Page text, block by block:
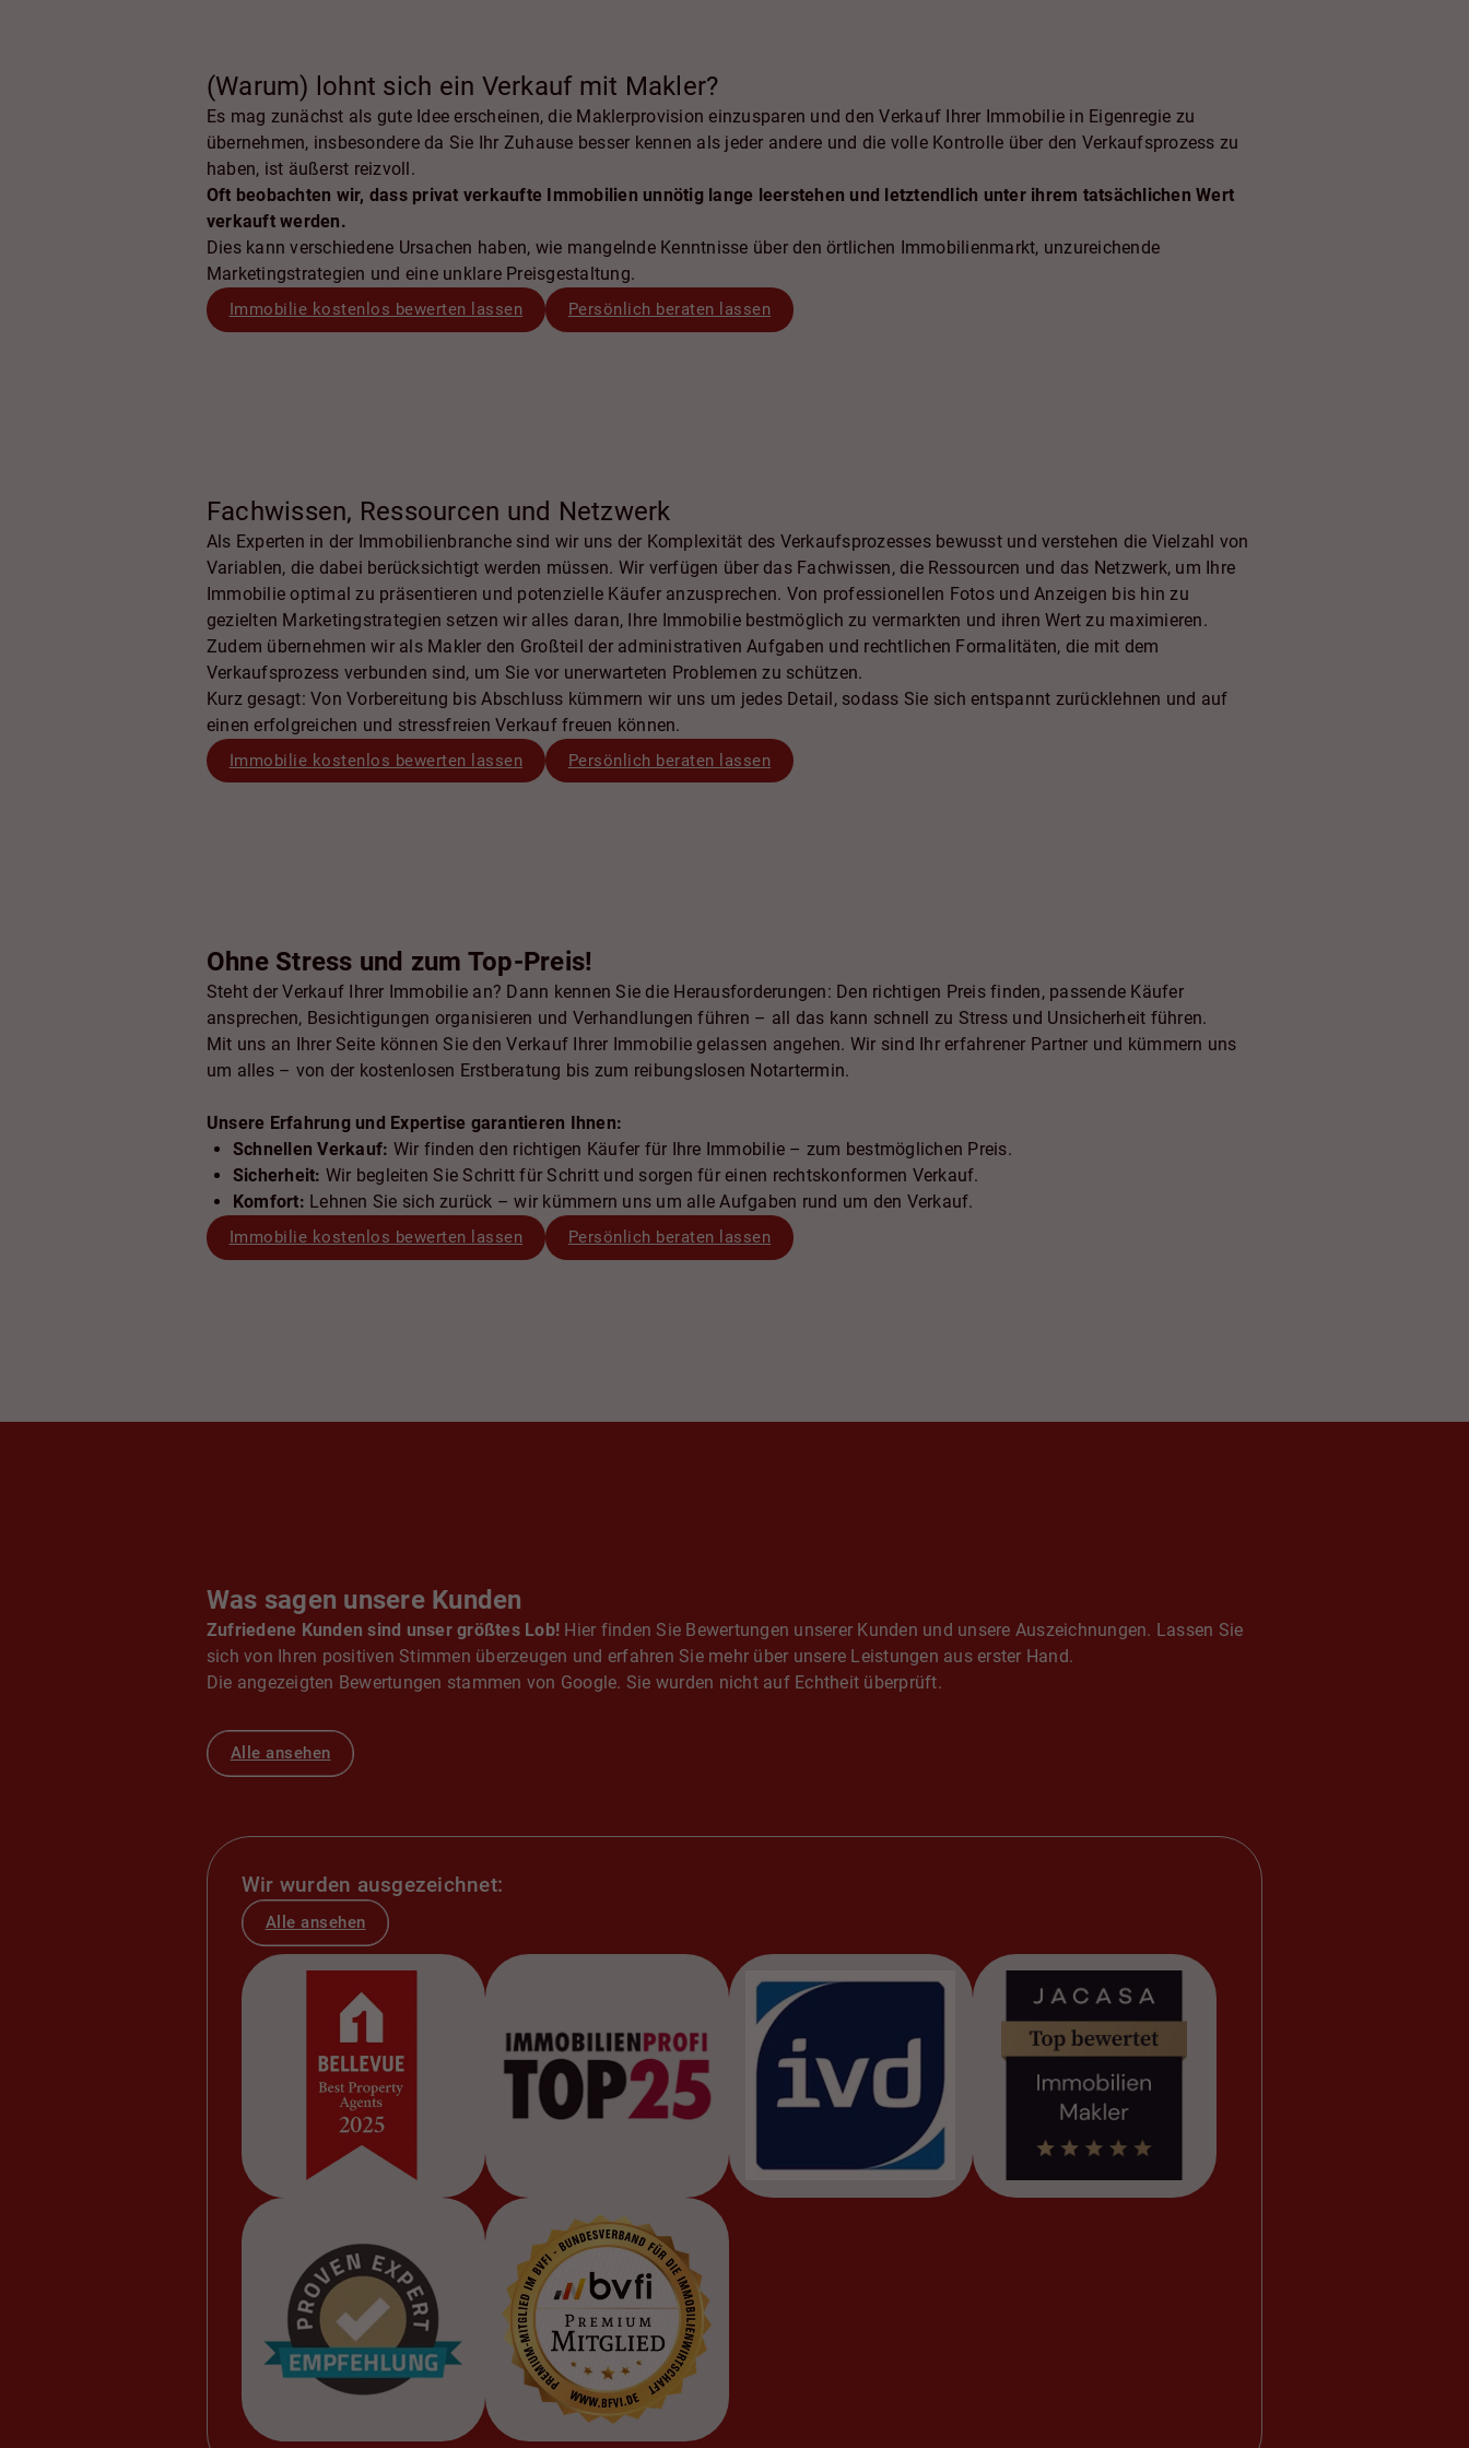
(Warum) lohnt sich ein Verkauf mit Makler?
Es mag zunächst als gute Idee erscheinen, die Maklerprovision einzusparen und den Verkauf Ihrer Immobilie in Eigenregie zu
übernehmen, insbesondere da Sie Ihr Zuhause besser kennen als jeder andere und die volle Kontrolle über den Verkaufsprozess zu
haben, ist äußerst reizvoll.
Oft beobachten wir, dass privat verkaufte Immobilien unnötig lange leerstehen und letztendlich unter ihrem tatsächlichen Wert
verkauft werden.
Dies kann verschiedene Ursachen haben, wie mangelnde Kenntnisse über den örtlichen Immobilienmarkt, unzureichende
Marketingstrategien und eine unklare Preisgestaltung.
Immobilie kostenlos bewerten lassen Persönlich beraten lassen
Fachwissen, Ressourcen und Netzwerk
Als Experten in der Immobilienbranche sind wir uns der Komplexität des Verkaufsprozesses bewusst und verstehen die Vielzahl von
Variablen, die dabei berücksichtigt werden müssen. Wir verfügen über das Fachwissen, die Ressourcen und das Netzwerk, um Ihre
Immobilie optimal zu präsentieren und potenzielle Käufer anzusprechen. Von professionellen Fotos und Anzeigen bis hin zu
gezielten Marketingstrategien setzen wir alles daran, Ihre Immobilie bestmöglich zu vermarkten und ihren Wert zu maximieren.
Zudem übernehmen wir als Makler den Großteil der administrativen Aufgaben und rechtlichen Formalitäten, die mit dem
Verkaufsprozess verbunden sind, um Sie vor unerwarteten Problemen zu schützen.
Kurz gesagt: Von Vorbereitung bis Abschluss kümmern wir uns um jedes Detail, sodass Sie sich entspannt zurücklehnen und auf
einen erfolgreichen und stressfreien Verkauf freuen können.
Immobilie kostenlos bewerten lassen Persönlich beraten lassen
Ohne Stress und zum Top-Preis!
Steht der Verkauf Ihrer Immobilie an? Dann kennen Sie die Herausforderungen: Den richtigen Preis finden, passende Käufer
ansprechen, Besichtigungen organisieren und Verhandlungen führen – all das kann schnell zu Stress und Unsicherheit führen.
Mit uns an Ihrer Seite können Sie den Verkauf Ihrer Immobilie gelassen angehen. Wir sind Ihr erfahrener Partner und kümmern uns
um alles – von der kostenlosen Erstberatung bis zum reibungslosen Notartermin.
Unsere Erfahrung und Expertise garantieren Ihnen:
Schnellen Verkauf: Wir finden den richtigen Käufer für Ihre Immobilie – zum bestmöglichen Preis.
Sicherheit: Wir begleiten Sie Schritt für Schritt und sorgen für einen rechtskonformen Verkauf.
Komfort: Lehnen Sie sich zurück – wir kümmern uns um alle Aufgaben rund um den Verkauf.
Immobilie kostenlos bewerten lassen Persönlich beraten lassen
Was sagen unsere Kunden
Zufriedene Kunden sind unser größtes Lob! Hier finden Sie Bewertungen unserer Kunden und unsere Auszeichnungen. Lassen Sie
sich von Ihren positiven Stimmen überzeugen und erfahren Sie mehr über unsere Leistungen aus erster Hand.
Die angezeigten Bewertungen stammen von Google. Sie wurden nicht auf Echtheit überprüft.
Alle ansehen
Wir wurden ausgezeichnet:
Alle ansehen